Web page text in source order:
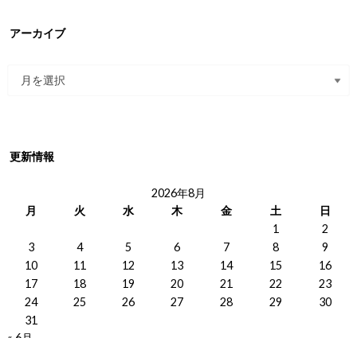
アーカイブ
更新情報
2026年8月
月
火 水 木 金 土
日
1
2
3
4 5 6 7 8
9
10
11 12 13 14 15
16
17
18 19 20 21 22
23
24
25 26 27 28 29
30
31